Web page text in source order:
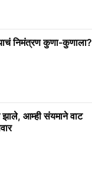
निमंत्रण कुणा-कुणाला?
झाले, आम्ही संयमाने वाट